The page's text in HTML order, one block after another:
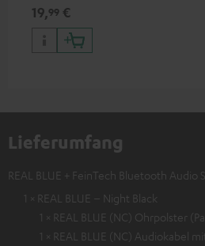
19,99 €
Lieferumfang
REAL BLUE + FeinTech Bluetooth Audio
1 × REAL BLUE – Night Black
1 × REAL BLUE (NC) Ohrpolster
1 × REAL BLUE (NC) Audiokabel